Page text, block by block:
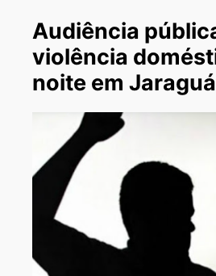
Audiência
violência
noite em